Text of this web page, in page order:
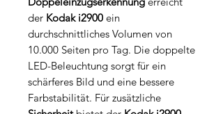
der Kodak i2900 ein
durchschnittliches Volumen von
10.000 Seiten pro Tag. Die doppelte
LED-Beleuchtung sorgt für ein
schärferes Bild und eine bessere
Farbstabilität. Für zusätzliche